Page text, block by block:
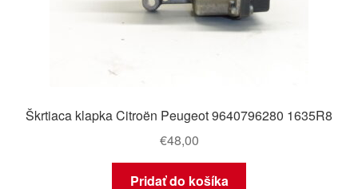
Škrtiaca klapka Citroën Peugeot 9640796280 1635R8
€48,00
Pridať do košíka